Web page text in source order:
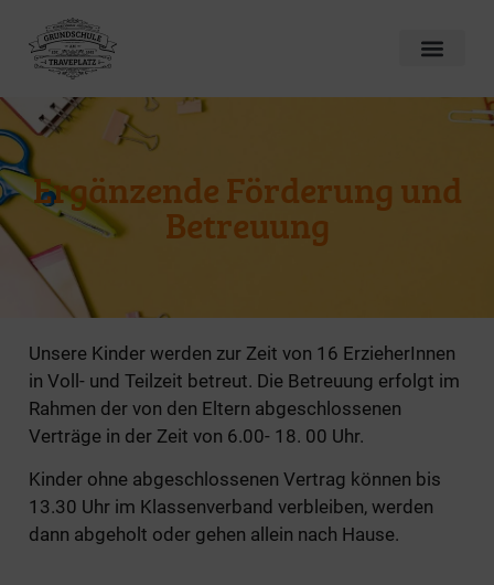
Ergänzende Förderung und
Betreuung
Unsere Kinder werden zur Zeit von 16 ErzieherInnen
in Voll- und Teilzeit betreut. Die Betreuung erfolgt im
Rahmen der von den Eltern abgeschlossenen
Verträge in der Zeit von 6.00- 18. 00 Uhr.
Kinder ohne abgeschlossenen Vertrag können bis
13.30 Uhr im Klassenverband verbleiben, werden
dann abgeholt oder gehen allein nach Hause.